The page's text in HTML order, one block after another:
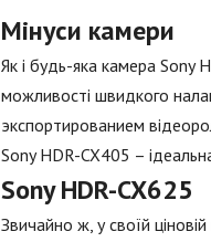
Мінуси камери
Як і будь-яка камера Sony
можливості швидкого
экспортированием
Sony HDR-CX405 –
Sony HDR-CX625
Звичайно ж, у своїй